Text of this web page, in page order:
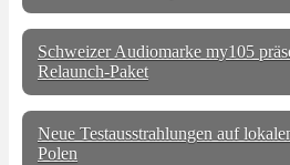
Schweizer Audiomarke my105
Relaunch-Paket
Neue Testausstrahlungen auf
Polen